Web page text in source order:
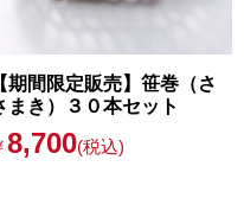
【期間限定販売】笹巻（さ
まき）３０本セット
8,700(税込)